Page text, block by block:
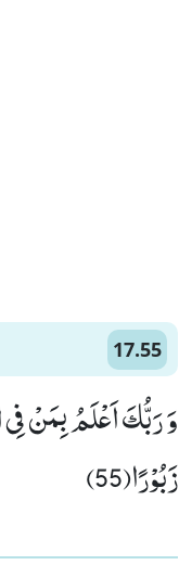
17.55
وَ رَبُّكَ اَعْلَمُ بِمَنْ
زَبُوْرًا(55)